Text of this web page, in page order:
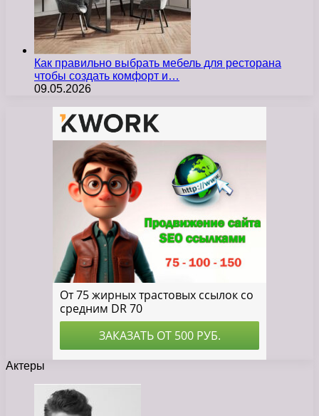
Как правильно выбрать мебель для ресторана
чтобы создать комфорт и…
09.05.2026
Актеры